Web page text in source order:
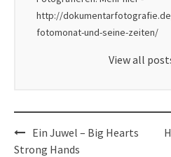
http://
fotomonat-und-seine-zeiten/
View all
Post
navigation
Ein Juwel – Big Hearts
Strong Hands